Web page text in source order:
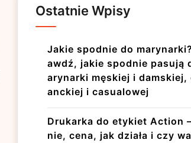
Ostatnie Wpisy
Jakie spodnie do
awdź, jakie spodnie pasują
arynarki męskiej i damskiej,
anckiej i casualowej
Drukarka do etykiet Action
nie, cena, jak działa i czy